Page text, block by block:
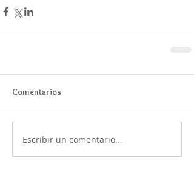
Comentarios
Escribir un comentario...